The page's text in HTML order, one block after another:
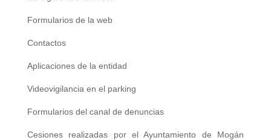
Formularios de la web
Contactos
Aplicaciones de la entidad
Videovigilancia en el parking
Formularios del canal de denuncias
Cesiones realizadas por el Ayuntamiento de Mogán